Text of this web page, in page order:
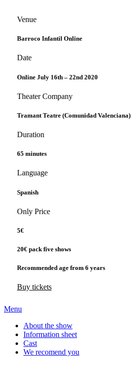
Venue
Barroco Infantil Online
Date
Online July 16th – 22nd 2020
Theater Company
Tramant Teatre (Comunidad Valenciana)
Duration
65 minutes
Language
Spanish
Only Price
5€
20€ pack five shows
Recommended age from 6 years
Buy tickets
Menu
About the show
Information sheet
Cast
We recomend you